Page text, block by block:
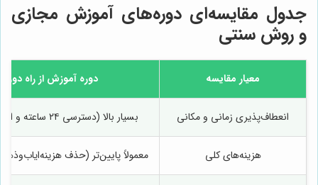
جدول مقایسه‌ای دوره‌های آموزش مجازی
و روش سنتی
معیار مقایسه دوره آموزش از راه دور
انعطاف‌پذیری زمانی و مکانی بسیار بالا (دسترسی ۲۴ ساعته و از هر مکان)
هزینه‌های کلی معمولاً پایین‌تر (حذف